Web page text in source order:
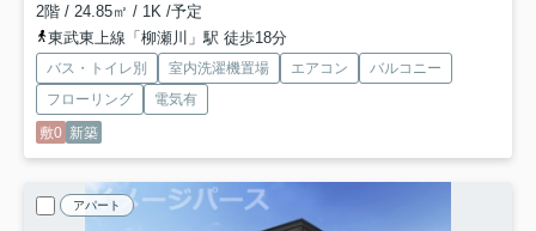
2階 / 24.85㎡ / 1K /予定
東武東上線「柳瀬川」駅 徒歩18分
バス・トイレ別 室内洗濯機置場 エアコン
バルコニー
フローリング
電気有
敷0 新築
アパート